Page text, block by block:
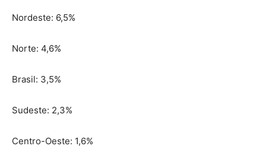
Nordeste: 6,5%
Norte: 4,6%
Brasil: 3,5%
Sudeste: 2,3%
Centro-Oeste: 1,6%